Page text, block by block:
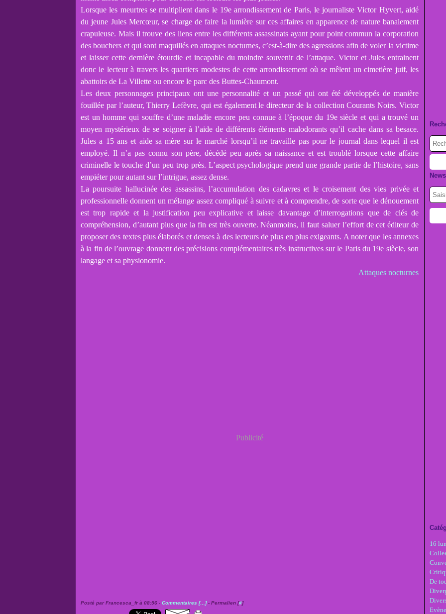
Lorsque les meurtres se multiplient dans le 19e arrondissement de Paris, le journaliste Victor Hyvert, aidé
du jeune Jules Mercœur, se charge de faire la lumière sur ces affaires en apparence de nature banalement
crapuleuse. Mais il trouve des liens entre les différents assassinats ayant pour point commun la corporation
des bouchers et qui sont maquillés en attaques nocturnes, c’est-à-dire des agressions afin de voler la victime
et laisser cette dernière étourdie et incapable du moindre souvenir de l’attaque. Victor et Jules entrainent
donc le lecteur à travers les quartiers modestes de cette arrondissement où se mêlent un cimetière juif, les
abattoirs de La Villette ou encore le parc des Buttes-Chaumont.
Les deux personnages principaux ont une personnalité et un passé qui ont été développés de manière
fouillée par l’auteur, Thierry Lefèvre, qui est également le directeur de la collection Courants Noirs. Victor
est un homme qui souffre d’une maladie encore peu connue à l’époque du 19e siècle et qui a trouvé un
moyen mystérieux de se soigner à l’aide de différents éléments malodorants qu’il cache dans sa besace.
Jules a 15 ans et aide sa mère sur le marché lorsqu’il ne travaille pas pour le journal dans lequel il est
employé. Il n’a pas connu son père, décédé peu après sa naissance et est troublé lorsque cette affaire
criminelle le touche d’un peu trop près. L’aspect psychologique prend une grande partie de l’histoire, sans
empiéter pour autant sur l’intrigue, assez dense.
La poursuite hallucinée des assassins, l’accumulation des cadavres et le croisement des vies privée et
professionnelle donnent un mélange assez compliqué à suivre et à comprendre, de sorte que le dénouement
est trop rapide et la justification peu explicative et laisse davantage d’interrogations que de clés de
compréhension, d’autant plus que la fin est très ouverte. Néanmoins, il faut saluer l’effort de cet éditeur de
proposer des textes plus élaborés et denses à des lecteurs de plus en plus exigeants. A noter que les annexes
à la fin de l’ouvrage donnent des précisions complémentaires très instructives sur le Paris du 19e siècle, son
langage et sa physionomie.
Attaques nocturnes
Publicité
Posté par Francesca_fr à 08:56 - Commentaires [… ]- Permalien [#]
16
De